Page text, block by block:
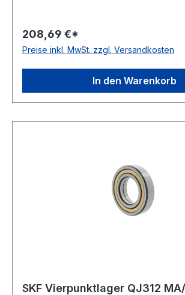
Temperaturbereich -30 bis +150°C
Außenring ohne Nut Bauform
208,69 €*
Preise inkl. MwSt. zzgl. Versandkosten
In den Warenkorb
SKF